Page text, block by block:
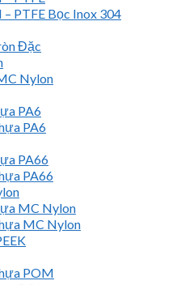
– PTFE Bọc Inox 304
Đặc
Nylon
PA6
PA6
PA66
PA66
MC Nylon
MC Nylon
POM